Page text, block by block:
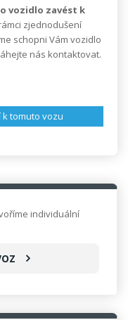
individuální
vozidlo zavést k
zjednodušení
schopni Vám vozidlo
nás kontaktovat.
tomuto vozu